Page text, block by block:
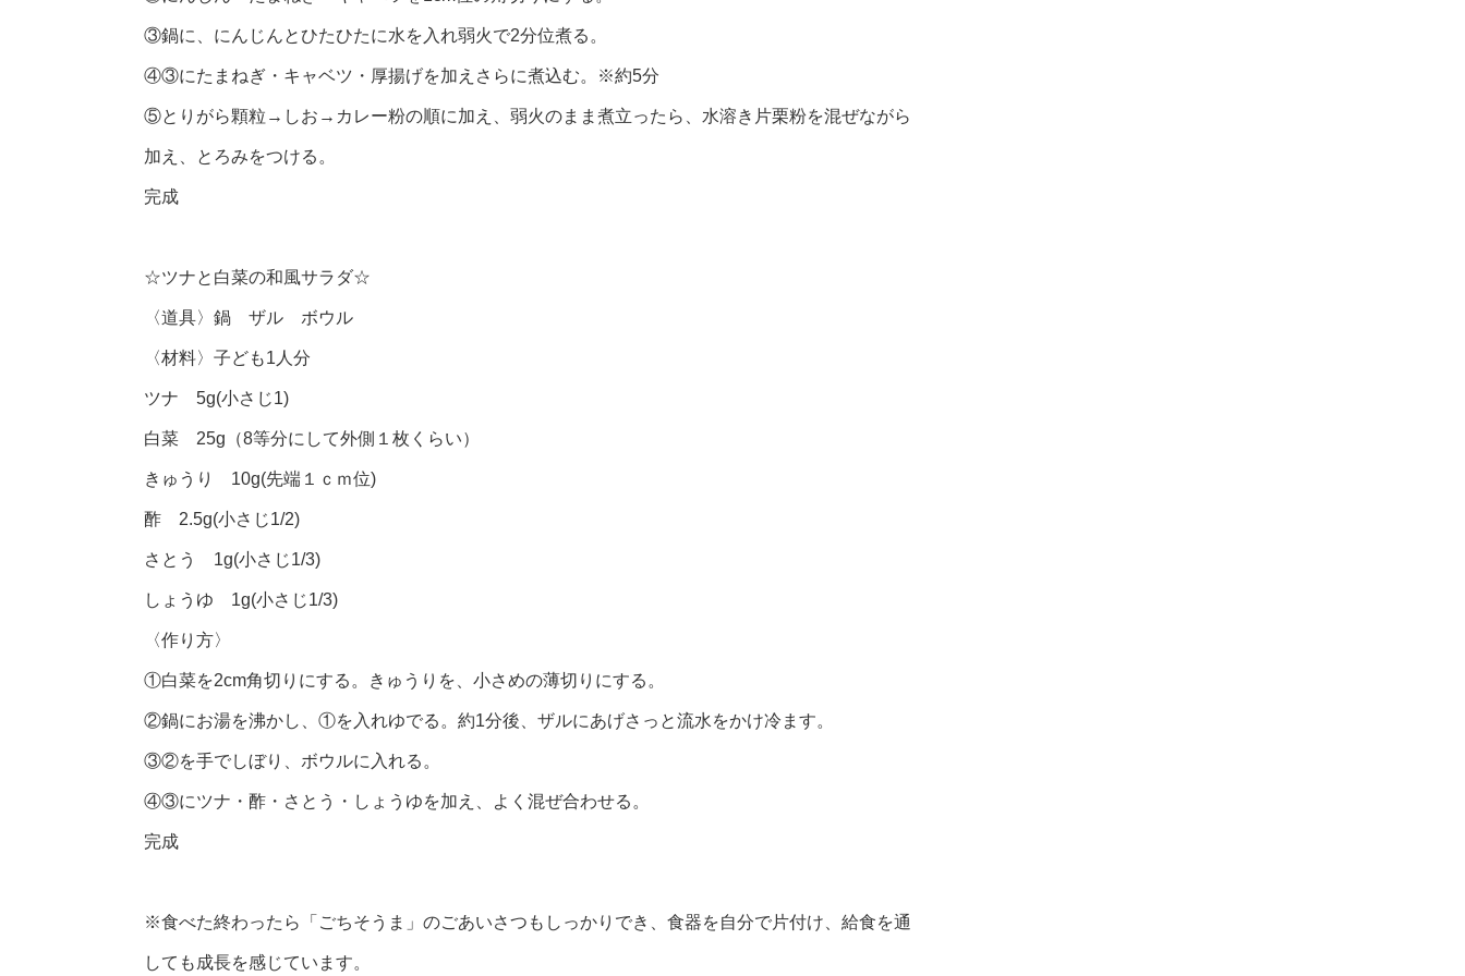
③鍋に、にんじんとひたひたに水を入れ弱火で2分位煮る。
④③にたまねぎ・キャベツ・厚揚げを加えさらに煮込む。※約5分
⑤とりがら顆粒→しお→カレー粉の順に加え、弱火のまま煮立ったら、水溶き片栗粉を混ぜながら
加え、とろみをつける。
完成
☆ツナと白菜の和風サラダ☆
〈道具〉鍋 ザル ボウル
〈材料〉子ども1人分
ツナ 5g(小さじ1)
白菜 25g（8等分にして外側１枚くらい）
きゅうり 10g(先端１ｃｍ位)
酢 2.5g(小さじ1/2)
さとう 1g(小さじ1/3)
しょうゆ 1g(小さじ1/3)
〈作り方〉
①白菜を2cm角切りにする。きゅうりを、小さめの薄切りにする。
②鍋にお湯を沸かし、①を入れゆでる。約1分後、ザルにあげさっと流水をかけ冷ます。
③②を手でしぼり、ボウルに入れる。
④③にツナ・酢・さとう・しょうゆを加え、よく混ぜ合わせる。
完成
※食べた終わったら「ごちそうま」のごあいさつもしっかりでき、食器を自分で片付け、給食を通
しても成長を感じています。